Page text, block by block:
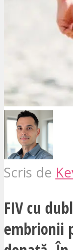
Scris de
FIV cu
embrionii